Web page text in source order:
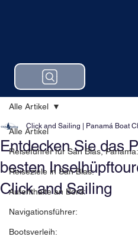
Alle Artikel
Reiseführer für San Blas, Panama:
Reiseziele in San Blas:
Aufenthalte an Bord:
Navigationsführer:
Bootsverleih:
Alle Artikel
Entdecken Sie das
besten
Click and Sailing
Click and Sailing | Panamá Boat